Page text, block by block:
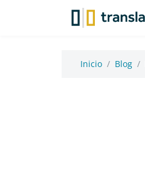
Inicio Blog